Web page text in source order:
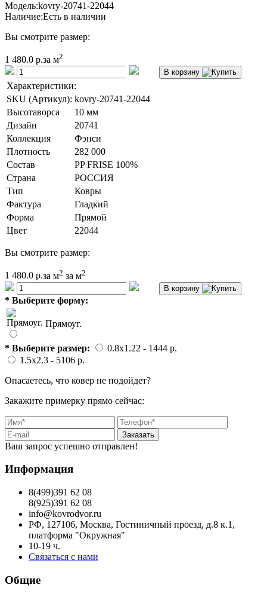
Модель:kovry-20741-22044
Наличие:Есть в наличии
Вы смотрите размер:
1 480.0 р.за м2
В корзину
Характеристики:
SKU (Артикул): kovry-20741-22044
Высотаворса
10 мм
Дизайн
20741
Коллекция
Фэнси
Плотность
282 000
Состав
PP FRISE 100%
Страна
РОССИЯ
Тип
Ковры
Фактура
Гладкий
Форма
Прямой
Цвет
22044
Вы смотрите размер:
1 480.0 р.за м2 за м2
В корзину
* Выберите форму:
Прямоуг.
* Выберите размер: 0.8x1.22 - 1444 p.
1.5x2.3 - 5106 p.
Опасаетесь, что ковер не подойдет?
Закажите примерку прямо сейчас:
Заказать
Ваш запрос успешно отправлен!
Информация
8(499)391 62 08
8(925)391 62 08
info@kovrodvor.ru
РФ, 127106, Москва, Гостиничный проезд, д.8 к.1,
платформа "Окружная"
10-19 ч.
Связаться с нами
Общие